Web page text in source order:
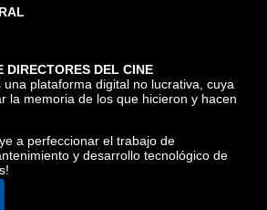
DIRECTORES DEL CINE
una plataforma digital no lucrativa, cuya
la memoria de los que hicieron y hacen
a perfeccionar el trabajo de
y desarrollo tecnológico de